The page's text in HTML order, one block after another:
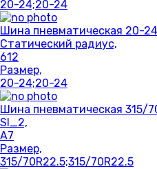
20-24;20-24
Шина пневматическая 20-
Статический радиус,
612
Размер,
20-24;20-24
Шина пневматическая 315/
SI_2,
A7
Размер,
315/70R22.5;315/70R22.5